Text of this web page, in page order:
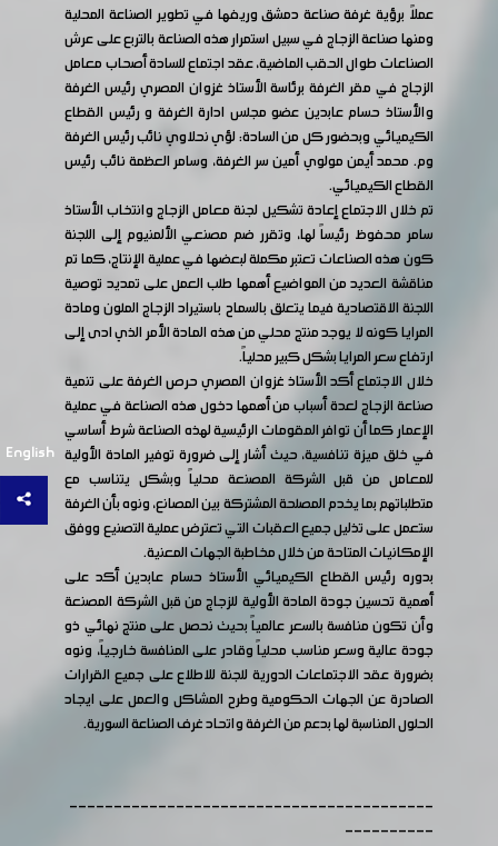
English
عملاً برؤية غرفة صناعة دمشق وريفها في تطوير الصناعة المحلية
ومنها صناعة الزجاج في سبيل استمرار هذه الصناعة بالتربع على عرش
الصناعات طوال الحقب الماضية، عقد اجتماع للسادة أصحاب معامل
الزجاج في مقر الغرفة برئاسة الأستاذ غزوان المصري رئيس الغرفة
والأستاذ حسام عابدين عضو مجلس ادارة الغرفة و رئيس القطاع
الكيميائي وبحضور كل من السادة: لؤي نحلاوي نائب رئيس الغرفة
وم. محمد أيمن مولوي أمين سر الغرفة، وسامر العظمة نائب رئيس
القطاع الكيميائي.
تم خلال الاجتماع إعادة تشكيل لجنة معامل الزجاج وانتخاب الأستاذ
سامر محفوظ رئيساً لها، وتقرر ضم مصنعي الألمنيوم إلى اللجنة
كون هذه الصناعات تعتبر مكملة لبعضها في عملية الإنتاج، كما تم
مناقشة العديد من المواضيع أهمها طلب العمل على تمديد توصية
اللجنة الاقتصادية فيما يتعلق بالسماح باستيراد الزجاج الملون ومادة
المرايا كونه لا يوجد منتج محلي من هذه المادة الأمر الذي ادى إلى
ارتفاع سعر المرايا بشكل كبير محلياً.
خلال الاجتماع أكد الأستاذ غزوان المصري حرص الغرفة على تنمية
صناعة الزجاج لعدة أسباب من أهمها دخول هذه الصناعة في عملية
الإعمار كما أن توافر المقومات الرئيسية لهذه الصناعة شرط أساسي
في خلق ميزة تنافسية، حيث أشار إلى ضرورة توفير المادة الأولية
للمعامل من قبل الشركة المصنعة محلياً وبشكل يتناسب مع
متطلباتهم بما يخدم المصلحة المشتركة بين المصانع، ونوه بأن الغرفة
ستعمل على تذليل جميع العقبات التي تعترض عملية التصنيع ووفق
الإمكانيات المتاحة من خلال مخاطبة الجهات المعنية.
بدوره رئيس القطاع الكيميائي الأستاذ حسام عابدين أكد على
أهمية تحسين جودة المادة الأولية للزجاج من قبل الشركة المصنعة
وأن تكون منافسة بالسعر عالمياً بحيث نحصل على منتج نهائي ذو
جودة عالية وسعر مناسب محلياً وقادر على المنافسة خارجياً، ونوه
بضرورة عقد الاجتماعات الدورية للجنة للاطلاع على جميع القرارات
الصادرة عن الجهات الحكومية وطرح المشاكل والعمل على ايجاد
الحلول المناسبة لها بدعم من الغرفة واتحاد غرف الصناعة السورية.
-----------------------------------------
----------